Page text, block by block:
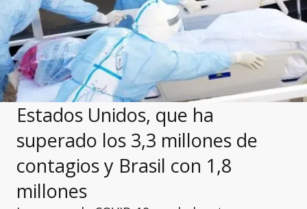
Estados Unidos, que ha
superado los 3,3 millones de
contagios y Brasil con 1,8
millones